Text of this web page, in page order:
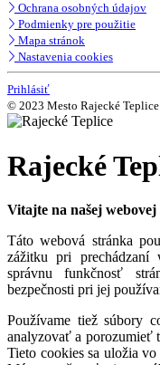
Ochrana osobných údajov
Podmienky pre použitie
Mapa stránok
Nastavenia cookies
Prihlásiť
© 2023 Mesto Rajecké Teplice
Rajecké
Vitajte na našej
Táto webová stránka
zážitku pri prechádzaní
správnu funkčnosť
bezpečnosti pri jej
Používame tiež súbory
analyzovať a porozumieť
Tieto cookies sa uložia